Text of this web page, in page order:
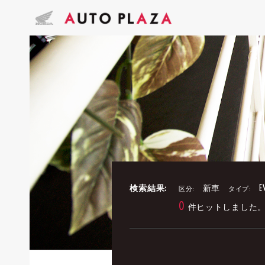
検索結果: 区分: 新車 タイプ:
0 件ヒットしました。